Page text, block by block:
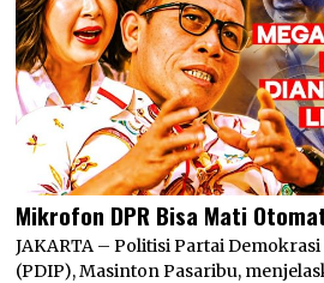
Mikrofon DPR Bisa Mati
JAKARTA – Politisi Partai
(PDIP), Masinton Pasaribu,